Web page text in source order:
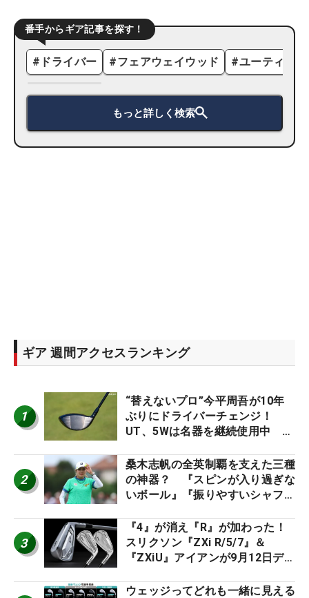
番手からギア記事を探す！
# ドライバー #フェアウェイウッド #ユーティリ
もっと詳しく検索
ギア 週間アクセスランキング
1
“替えないプロ”今平周吾が10年
ぶりにドライバーチェンジ！
UT、5Wは名器を継続使用中 #
2
桑木志帆の全英制覇を支えた三種
の神器？ 『スピンが入り過ぎな
いボール』『振りやすいシャフ
ー』 #女子プロセッティング
3
『4』が消え『R』が加わった！
スリクソン『ZXi R/5/7』＆
『ZXiU』アイアンが9月12日デ
ウェッジってどれも一緒に見える